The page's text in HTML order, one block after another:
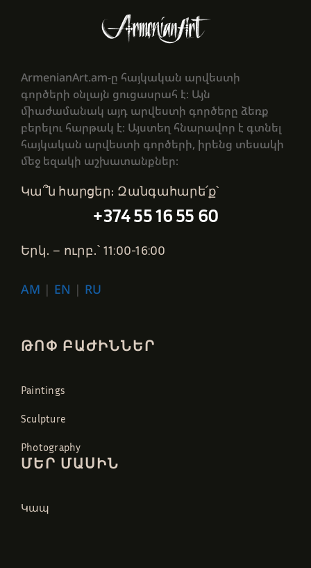
ArmenianArt.am-ը հայկական արվեստի
գործերի օնլայն ցուցասրահ է։ Այն
միաժամանակ այդ արվեստի գործերը ձեռք
բերելու հարթակ է։ Այստեղ հնարավոր է գտնել
հայկական արվեստի գործերի, իրենց տեսակի
մեջ եզակի աշխատանքներ։
Կա՞ն հարցեր։ Զանգահարե՛ք՝
+374 55 16 55 60
Երկ․ – ուրբ․՝ 11:00-16:00
AM | EN | RU
ԹՈՓ ԲԱԺԻՆՆԵՐ
Paintings
Sculpture
Photography
ՄԵՐ ՄԱՍԻՆ
Կապ